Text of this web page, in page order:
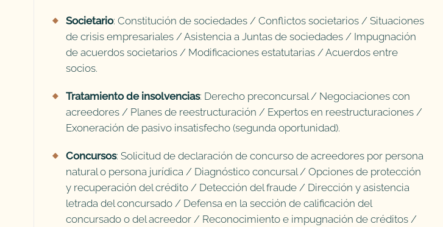
Societario: Constitución de sociedades / Conflictos societarios / Situaciones
de crisis empresariales / Asistencia a Juntas de sociedades / Impugnación
de acuerdos societarios / Modificaciones estatutarias / Acuerdos entre
socios.
Tratamiento de insolvencias: Derecho preconcursal / Negociaciones con
acreedores / Planes de reestructuración / Expertos en reestructuraciones /
Exoneración de pasivo insatisfecho (segunda oportunidad).
Concursos: Solicitud de declaración de concurso de acreedores por persona
natural o persona jurídica / Diagnóstico concursal / Opciones de protección
y recuperación del crédito / Detección del fraude / Dirección y asistencia
letrada del concursado / Defensa en la sección de calificación del
concursado o del acreedor / Reconocimiento e impugnación de créditos /